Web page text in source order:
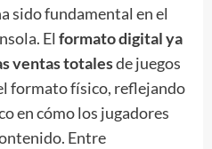
sido fundamental en el
El formato digital ya
ventas totalesde juegos
formato físico, reflejando
en cómo los jugadores
Entre